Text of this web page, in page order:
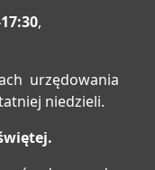
,
urzędowania
niedzieli.